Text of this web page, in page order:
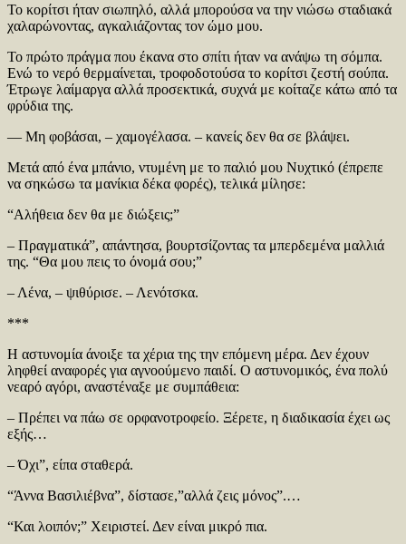
Το κορίτσι ήταν σιωπηλό, αλλά μπορούσα να την νιώσω σταδιακά
χαλαρώνοντας, αγκαλιάζοντας τον ώμο μου.
Το πρώτο πράγμα που έκανα στο σπίτι ήταν να ανάψω τη σόμπα.
Ενώ το νερό θερμαίνεται, τροφοδοτούσα το κορίτσι ζεστή σούπα.
Έτρωγε λαίμαργα αλλά προσεκτικά, συχνά με κοίταζε κάτω από τα
φρύδια της.
— Μη φοβάσαι, – χαμογέλασα. – κανείς δεν θα σε βλάψει.
Μετά από ένα μπάνιο, ντυμένη με το παλιό μου Νυχτικό (έπρεπε
να σηκώσω τα μανίκια δέκα φορές), τελικά μίλησε:
“Αλήθεια δεν θα με διώξεις;”
– Πραγματικά”, απάντησα, βουρτσίζοντας τα μπερδεμένα μαλλιά
της. “Θα μου πεις το όνομά σου;”
– Λένα, – ψιθύρισε. – Λενότσκα.
***
Η αστυνομία άνοιξε τα χέρια της την επόμενη μέρα. Δεν έχουν
ληφθεί αναφορές για αγνοούμενο παιδί. Ο αστυνομικός, ένα πολύ
νεαρό αγόρι, αναστέναξε με συμπάθεια:
– Πρέπει να πάω σε ορφανοτροφείο. Ξέρετε, η διαδικασία έχει ως
εξής…
– Όχι”, είπα σταθερά.
“Άννα Βασιλιέβνα”, δίστασε,”αλλά ζεις μόνος”.…
“Και λοιπόν;” Χειριστεί. Δεν είναι μικρό πια.